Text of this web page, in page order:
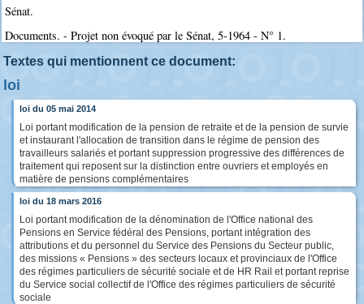
Sénat.
Documents. - Projet non évoqué par le Sénat, 5-1964 - N° 1.
Textes qui mentionnent ce document:
loi
loi du 05 mai 2014
Loi portant modification de la pension de retraite et de la pension de survie
et instaurant l'allocation de transition dans le régime de pension des
travailleurs salariés et portant suppression progressive des différences de
traitement qui reposent sur la distinction entre ouvriers et employés en
matière de pensions complémentaires
loi du 18 mars 2016
Loi portant modification de la dénomination de l'Office national des
Pensions en Service fédéral des Pensions, portant intégration des
attributions et du personnel du Service des Pensions du Secteur public,
des missions « Pensions » des secteurs locaux et provinciaux de l'Office
des régimes particuliers de sécurité sociale et de HR Rail et portant reprise
du Service social collectif de l'Office des régimes particuliers de sécurité
sociale